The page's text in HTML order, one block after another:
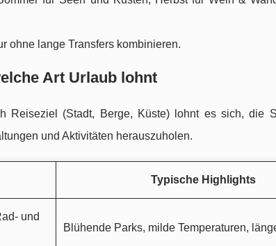
ohne lange Transfers kombinieren.
Art Urlaub lohnt
Reiseziel (Stadt, Berge, Küste) lohnt es sich, die
und Aktivitäten herauszuholen.
Typische Highlights
und
Blühende Parks, milde Temperaturen,